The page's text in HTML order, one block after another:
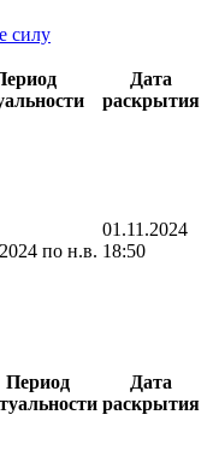
силу
Дата
раскрытия
по н.в.
01.11.2024
18:50
Период
Дата
раскрытия